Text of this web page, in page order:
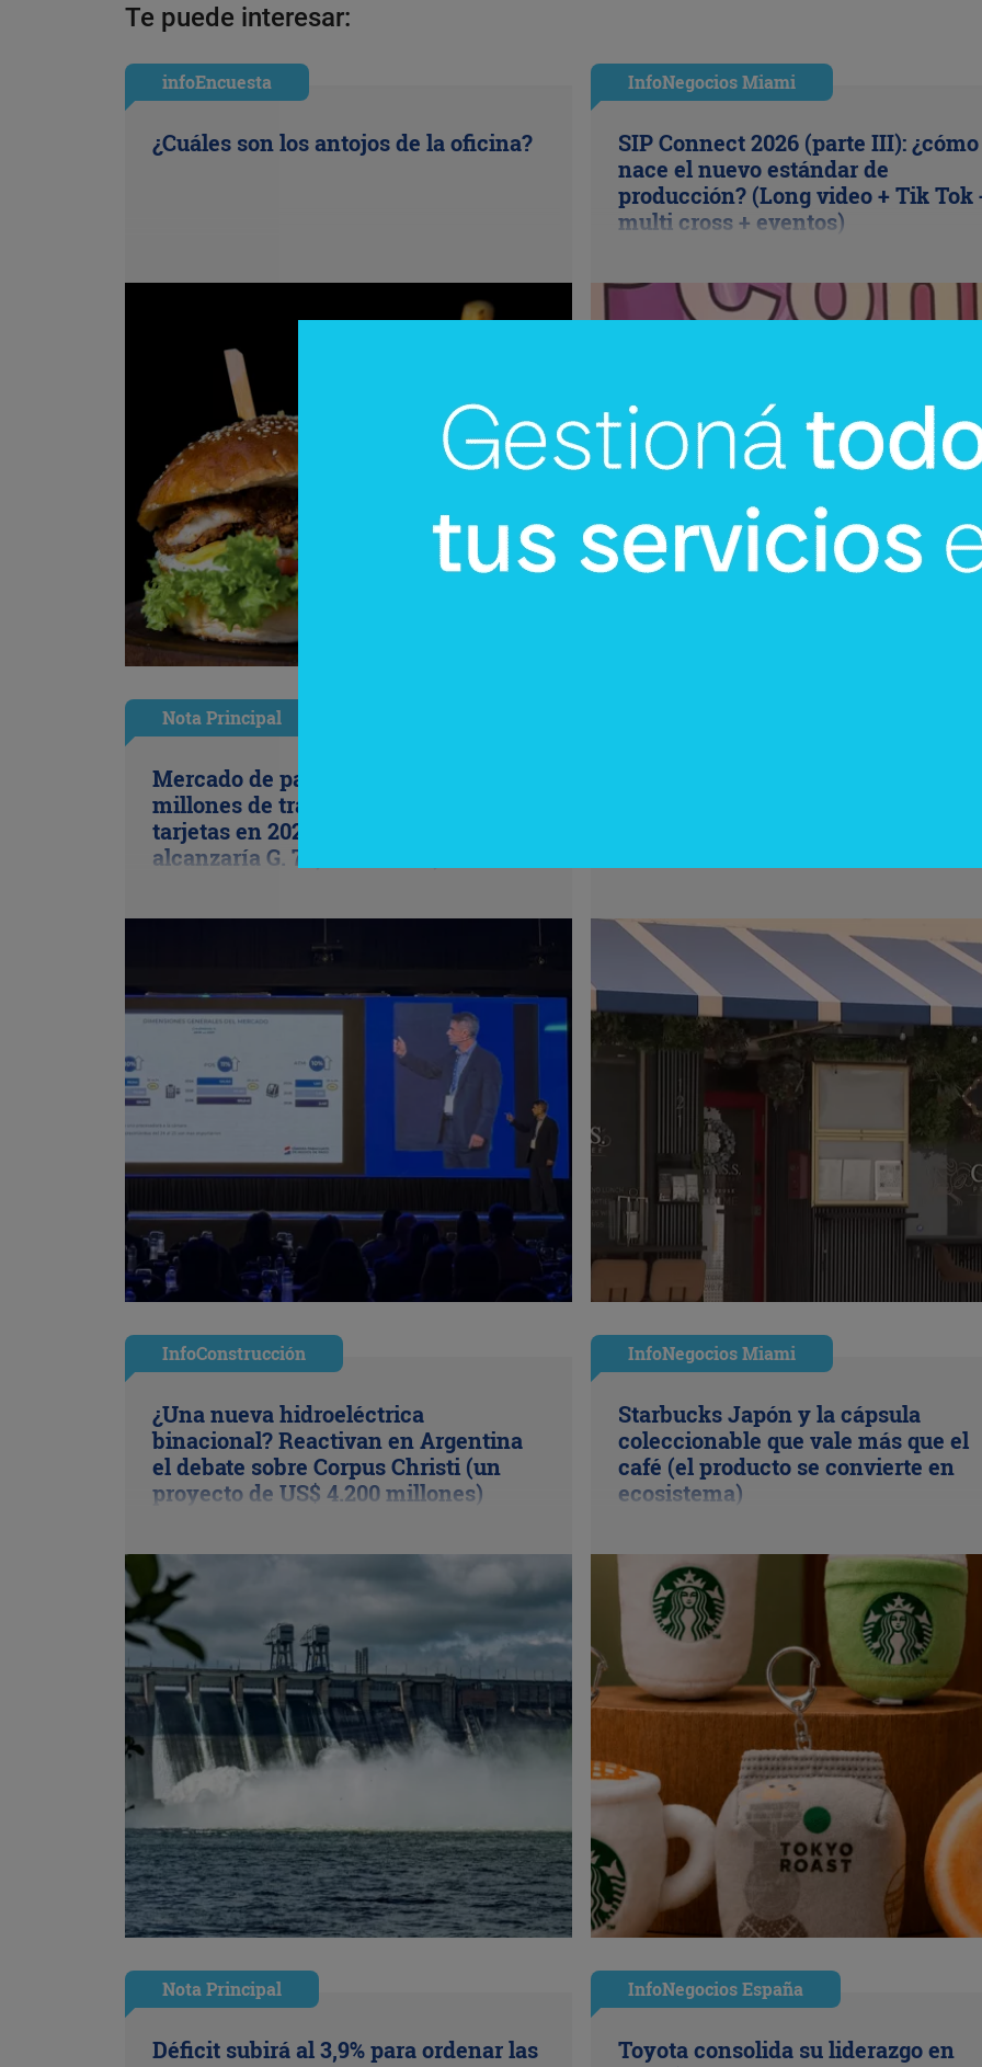
Te puede interesar:
infoEncuesta
¿Cuáles son los antojos de la oficina?
InfoNegocios Miami
SIP Connect 2026 (parte III): ¿cómo
nace el nuevo estándar de
producción? (Long video + Tik Tok
multi cross + eventos)
Nota Principal
Mercado de pagos proyecta 656
millones de transacciones con
tarjetas en 2026 (volumen operado
alcanzaría G. 79,27 billones)
InfoConstrucción
¿Una nueva hidroeléctrica
binacional? Reactivan en Argentina
el debate sobre Corpus Christi (un
proyecto de US$ 4.200 millones)
InfoNegocios Miami
Starbucks Japón y la cápsula
coleccionable que vale más que el
café (el producto se convierte en
ecosistema)
Nota Principal
Déficit subirá al 3,9% para ordenar las
InfoNegocios España
Toyota consolida su liderazgo en